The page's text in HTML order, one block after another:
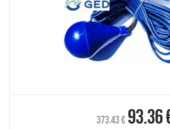
373.43€ 93.36